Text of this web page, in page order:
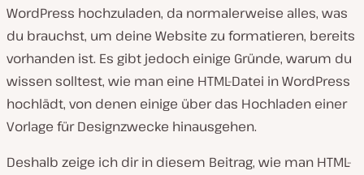
WordPress hochzuladen, da normalerweise alles, was
du brauchst, um deine Website zu formatieren, bereits
vorhanden ist. Es gibt jedoch einige Gründe, warum du
wissen solltest, wie man eine HTML-Datei in WordPress
hochlädt, von denen einige über das Hochladen einer
Vorlage für Designzwecke hinausgehen.
Deshalb zeige ich dir in diesem Beitrag, wie man HTML-